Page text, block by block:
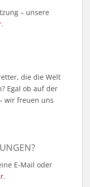
– unsere
.
die die Welt
Egal ob auf der
wir freuen uns
E-Mail oder
.